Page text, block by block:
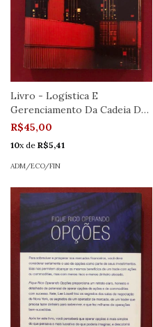
Livro - Logística E
Gerenciamento Da Cadeia De
Suprimentos - Cengage -
R$45,00
10x de R$5,41
ADM/ECO/FIN